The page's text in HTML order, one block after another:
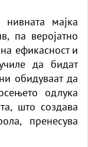
нивната мајка
па веројатно
ефикасност и
да бидат
обидуваат да
одлука
што создава
пренесува